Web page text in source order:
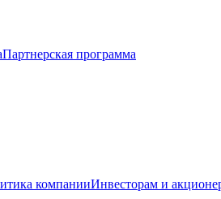
Партнерская программа
компанииИнвесторам и